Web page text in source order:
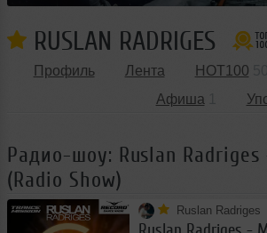
RUSLAN RADRIGES
Профиль Лента HOT100
Афиша
Радио-шоу: Ruslan Radriges
(Radio Show)
Ruslan Radriges